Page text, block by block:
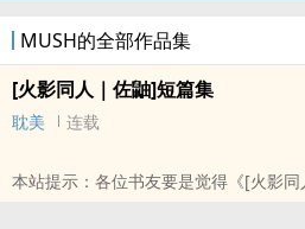
MUSH的全部作品集
[火影同人｜佐鼬]短篇集
耽美 连载
本站提示：各位书友要是觉得《[火影